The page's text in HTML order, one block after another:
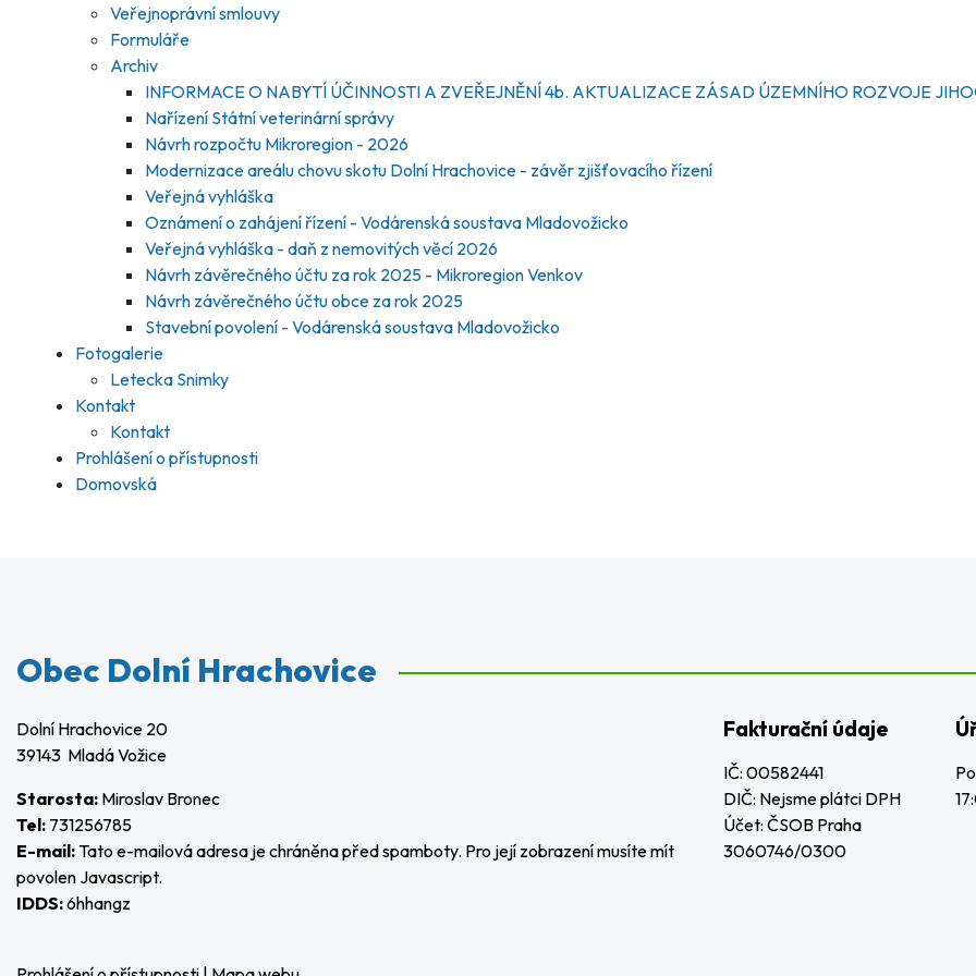
Veřejnoprávní smlouvy
Formuláře
Archiv
INFORMACE O NABYTÍ ÚČINNOSTI A ZVEŘEJNĚNÍ 4b. AKTUALIZACE ZÁSAD ÚZEMNÍHO ROZVOJE
Nařízení Státní veterinární správy
Návrh rozpočtu Mikroregion - 2026
Modernizace areálu chovu skotu Dolní Hrachovice - závěr zjišťovacího řízení
Veřejná vyhláška
Oznámení o zahájení řízení - Vodárenská soustava Mladovožicko
Veřejná vyhláška - daň z nemovitých věcí 2026
Návrh závěrečného účtu za rok 2025 - Mikroregion Venkov
Návrh závěrečného účtu obce za rok 2025
Stavební povolení - Vodárenská soustava Mladovožicko
Fotogalerie
Letecka Snimky
Kontakt
Kontakt
Prohlášení o přístupnosti
Domovská
Obec Dolní Hrachovice
Dolní Hrachovice 20
39143 Mladá Vožice
Starosta: Miroslav Bronec
Tel: 731256785
E-mail:Tato e-mailová adresa je chráněna před spamboty. Pro její zobrazení musíte mít
povolen Javascript.
IDDS:6hhangz
Fakturační údaje
IČ: 00582441
DIČ: Nejsme plátci DPH
Účet: ČSOB Praha
3060746/0300